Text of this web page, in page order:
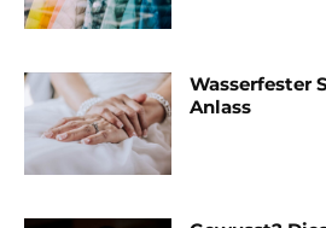
Wasserfester
Anlass